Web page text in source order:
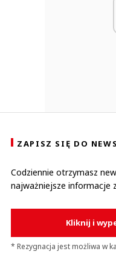
ZAPISZ SIĘ DO
Codziennie otrzymasz
najważniejsze informacje
Kliknij i
* Rezygnacja jest możliwa w